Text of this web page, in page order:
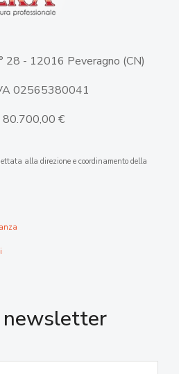
28 - 12016 Peveragno (CN)
02565380041
80.700,00 €
alla direzione e coordinamento della